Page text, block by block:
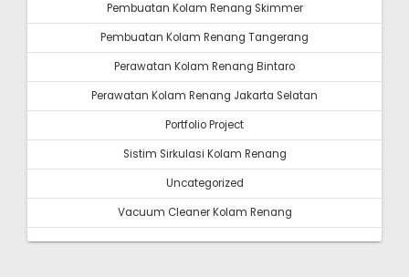
Pembuatan Kolam Renang Skimmer
Pembuatan Kolam Renang Tangerang
Perawatan Kolam Renang Bintaro
Perawatan Kolam Renang Jakarta Selatan
Portfolio Project
Sistim Sirkulasi Kolam Renang
Uncategorized
Vacuum Cleaner Kolam Renang